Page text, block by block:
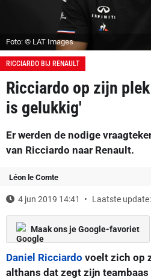
Foto: © LAT Images
RICCIARDO BIJ RENAULT
Ricciardo op zijn
is gelukkig'
Er werden de nodige
van Ricciardo naar Renault.
Léon le Comte
4 jun 2019 14:41 Laatste
Maak ons je Google-favoriet
Daniel Ricciardo voelt zich op
althans dat zegt zijn